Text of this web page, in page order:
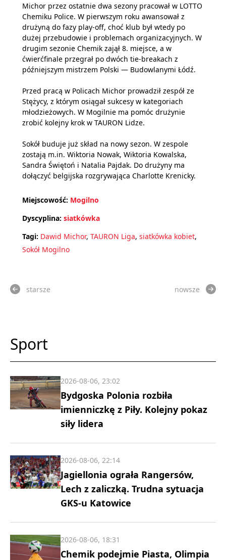
Michor przez ostatnie dwa sezony pracował w LOTTO
Chemiku Police. W pierwszym roku awansował z
drużyną do fazy play-off, choć klub był wtedy po
dużej przebudowie i problemach organizacyjnych. W
drugim sezonie Chemik zajął 8. miejsce, a w
ćwierćfinale przegrał po dwóch tie-breakach z
późniejszym mistrzem Polski — Budowlanymi Łódź.
Przed pracą w Policach Michor prowadził zespół ze
Stężycy, z którym osiągał sukcesy w kategoriach
młodzieżowych. W Mogilnie ma pomóc drużynie
zrobić kolejny krok w TAURON Lidze.
Sokół buduje już skład na nowy sezon. W zespole
zostają m.in. Wiktoria Nowak, Wiktoria Kowalska,
Sandra Świętoń i Natalia Pajdak. Do drużyny ma
dołączyć belgijska rozgrywająca Charlotte Krenicky.
Miejscowość: Mogilno
Dyscyplina: siatkówka
Tagi: Dawid Michor, TAURON Liga, siatkówka kobiet,
Sokół Mogilno
starsze nowsze
Sport
Bydgoska Polonia rozbiła
imienniczkę z Piły. Kolejny pokaz
siły lidera
2026-08-06, 23:02
Jagiellonia ograła Rangersów,
Lech z zaliczką. Trudna sytuacja
GKS-u Katowice
2026-08-06, 22:14
Chemik podejmie Piasta, Olimpia
2026-08-06, 18:31